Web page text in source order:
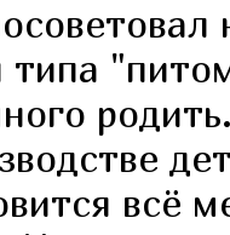
типа
всё